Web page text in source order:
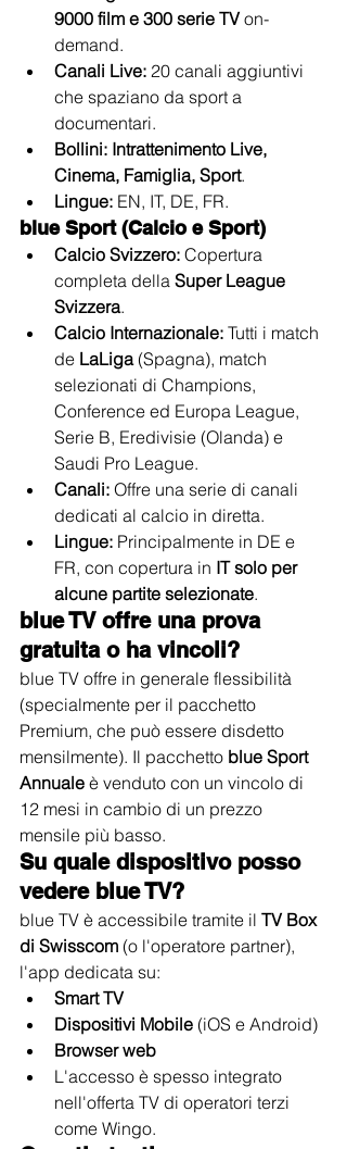
9000 film e 300 serie TV on-
demand.
Canali Live: 20 canali aggiuntivi
che spaziano da sport a
documentari.
Bollini: Intrattenimento Live,
Cinema, Famiglia, Sport.
Lingue: EN, IT, DE, FR.
blue Sport (Calcio e Sport)
Calcio Svizzero: Copertura
completa della Super League
Svizzera.
Calcio Internazionale: Tutti i match
de LaLiga (Spagna), match
selezionati di Champions,
Conference ed Europa League,
Serie B, Eredivisie (Olanda) e
Saudi Pro League.
Canali: Offre una serie di canali
dedicati al calcio in diretta.
Lingue: Principalmente in DE e
FR, con copertura in IT solo per
alcune partite selezionate.
blue TV offre una prova
gratuita o ha vincoli?
blue TV offre in generale flessibilità
(specialmente per il pacchetto
Premium, che può essere disdetto
mensilmente). Il pacchetto blue Sport
Annuale è venduto con un vincolo di
12 mesi in cambio di un prezzo
mensile più basso.
Su quale dispositivo posso
vedere blue TV?
blue TV è accessibile tramite il TV Box
di Swisscom (o l'operatore partner),
l'app dedicata su:
Smart TV
Dispositivi Mobile (iOS e Android)
Browser web
L'accesso è spesso integrato
nell'offerta TV di operatori terzi
come Wingo.